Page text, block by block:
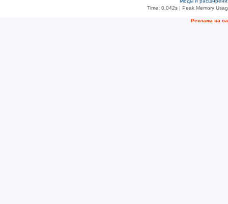
Time: 0.042s| Peak Memory
Рeклама на